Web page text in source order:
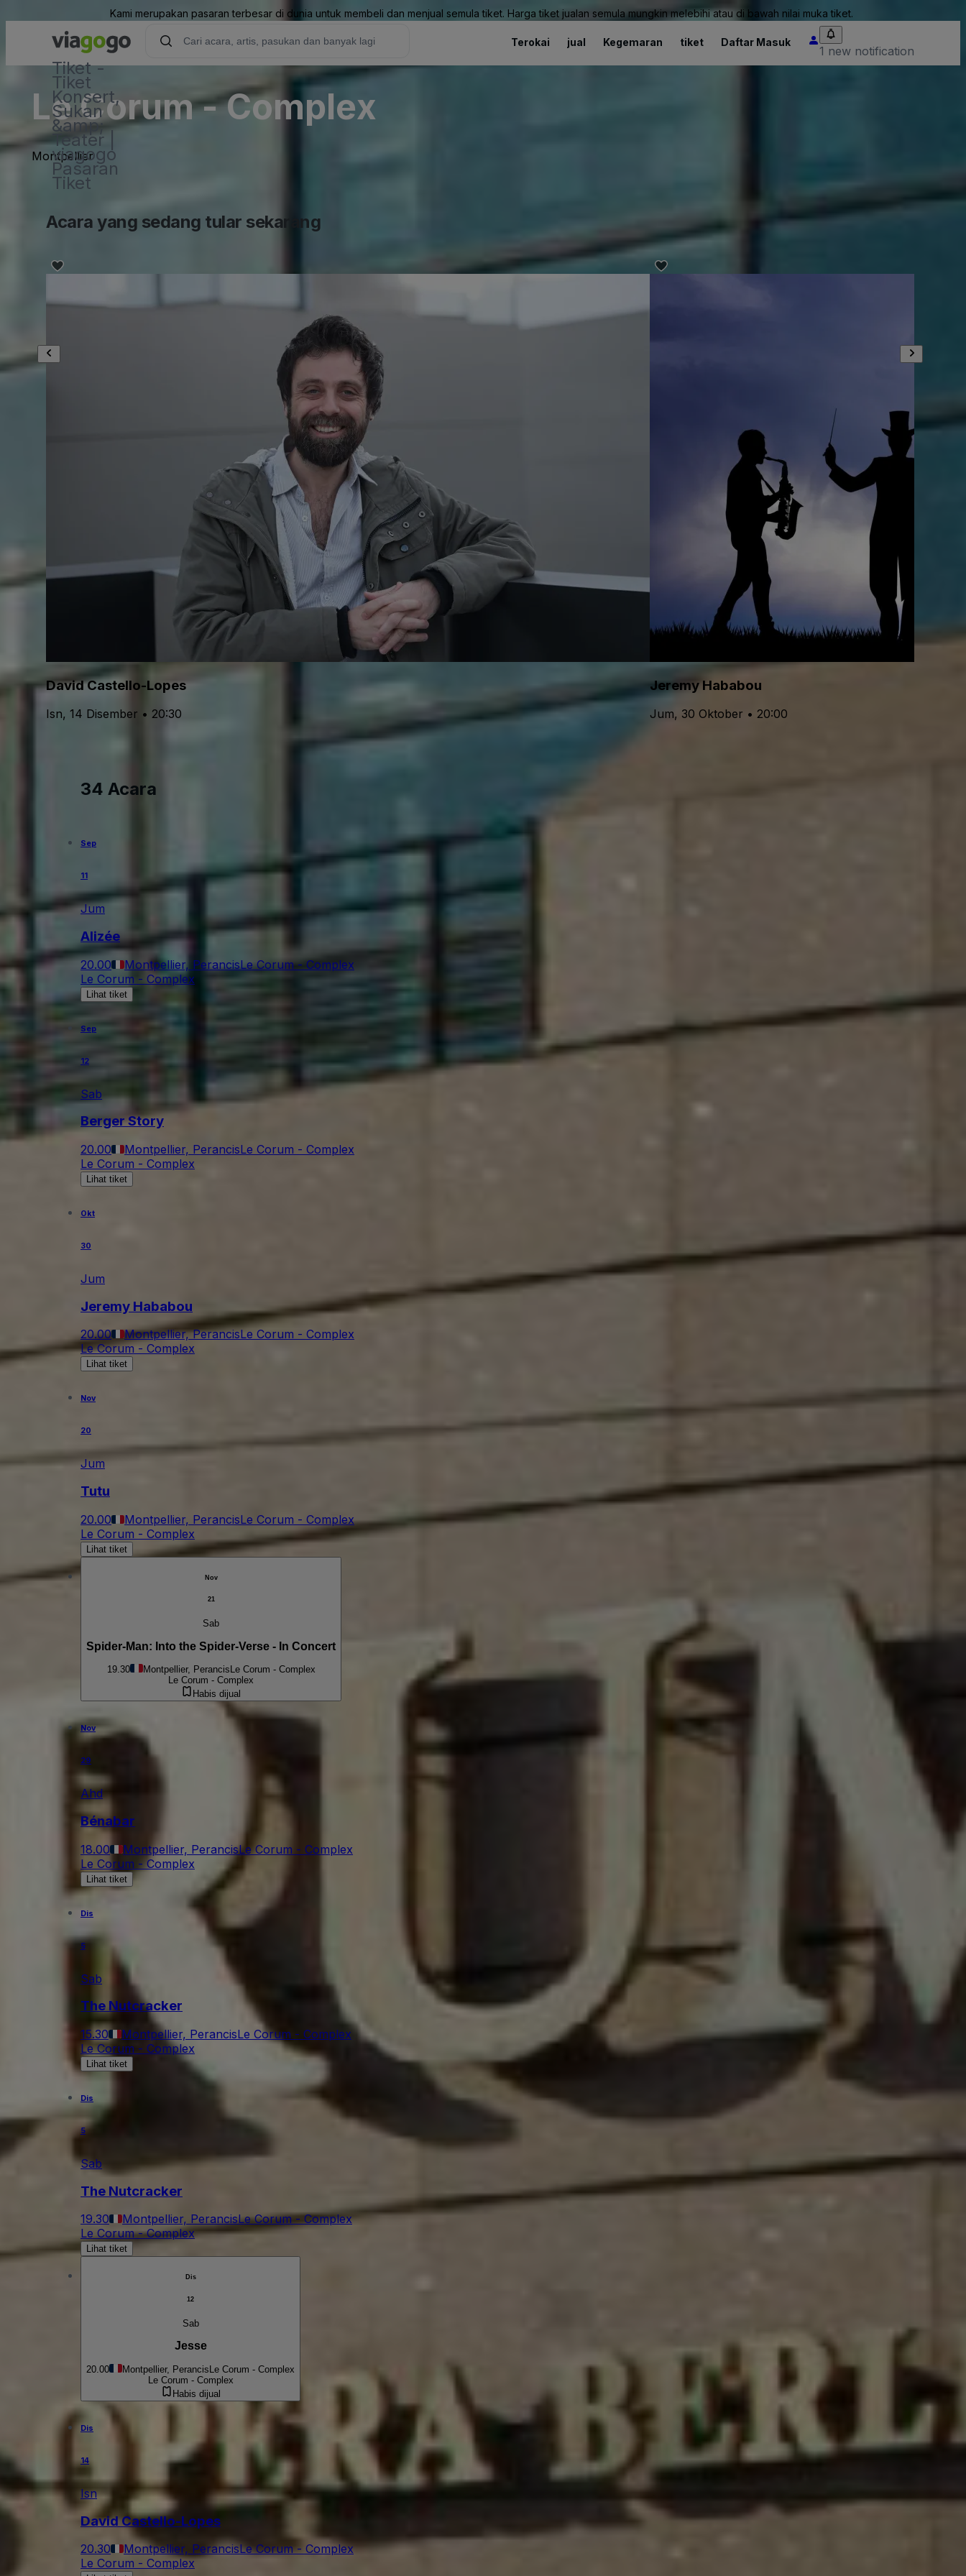
Kami merupakan pasaran terbesar di dunia untuk membeli dan menjual semula tiket. Harga tiket jualan semula mungkin melebihi atau di bawah nilai muka tiket.
Tiket -
Tiket
Konsert,
Sukan
&amp;
Teater |
viagogo
Pasaran
Tiket
Terokai jual Kegemaran tiket Daftar Masuk
1 new notification
Le Corum - Complex
Montpellier
Acara yang sedang tular sekarang
David Castello-Lopes
Isn, 14 Disember • 20:30
Jeremy Hababou
Jum, 30 Oktober • 20:00
34 Acara
Sep
11
Jum
Alizée
20.00 Montpellier, PerancisLe Corum - Complex
Le Corum - Complex
Lihat tiket
Sep
12
Sab
Berger Story
20.00 Montpellier, PerancisLe Corum - Complex
Le Corum - Complex
Lihat tiket
Okt
30
Jum
Jeremy Hababou
20.00 Montpellier, PerancisLe Corum - Complex
Le Corum - Complex
Lihat tiket
Nov
20
Jum
Tutu
20.00 Montpellier, PerancisLe Corum - Complex
Le Corum - Complex
Lihat tiket
Nov
21
Sab
Spider-Man: Into the Spider-Verse - In Concert
19.30 Montpellier, Perancis Le Corum - Complex
Le Corum - Complex
Habis dijual
Nov
29
Ahd
Bénabar
18.00 Montpellier, PerancisLe Corum - Complex
Le Corum - Complex
Lihat tiket
Dis
5
Sab
The Nutcracker
15.30 Montpellier, PerancisLe Corum - Complex
Le Corum - Complex
Lihat tiket
Dis
5
Sab
The Nutcracker
19.30 Montpellier, PerancisLe Corum - Complex
Le Corum - Complex
Lihat tiket
Dis
12
Sab
Jesse
20.00 Montpellier, Perancis Le Corum - Complex
Le Corum - Complex
Habis dijual
Dis
14
Isn
David Castello-Lopes
20.30 Montpellier, PerancisLe Corum - Complex
Le Corum - Complex